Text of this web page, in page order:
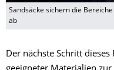
Sandsäcke sichern die
ab
Der nächste Schritt